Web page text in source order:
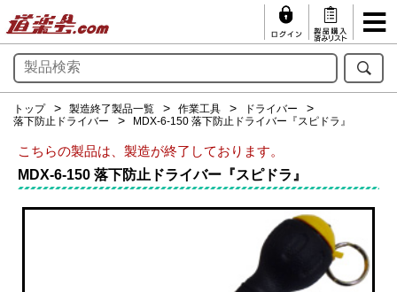
トップ 製造終了製品一覧 作業工具
ドライバー
落下防止ドライバー
MDX-6-150 落下防止ドライバー『スピドラ』
こちらの製品は、製造が終了しております。
MDX-6-150 落下防止ドライバー『スピドラ』